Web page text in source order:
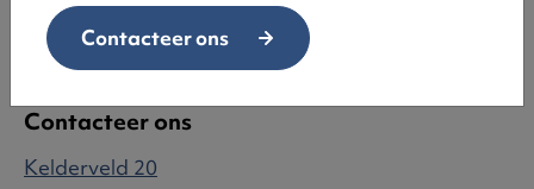
Tijdelijke
voetgangerstunnel
Contacteer ons
Kelderveld 20
Contacteer ons